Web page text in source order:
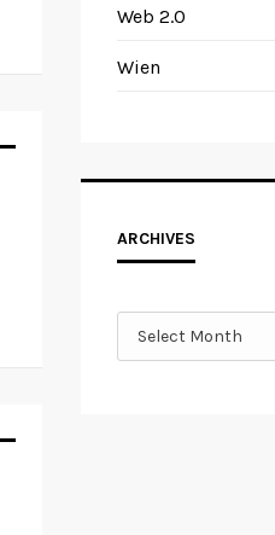
Web 2.0
Wien
ARCHIVES